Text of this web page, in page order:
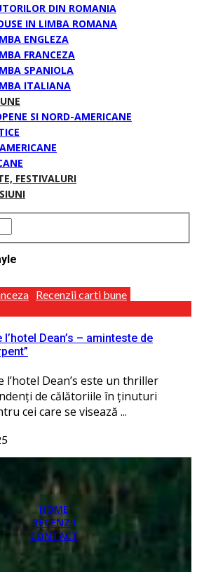
DIN ROMANIA
IN LIMBA ROMANA
ENGLEZA
FRANCEZA
SPANIOLA
ITALIANA
SI NORD-AMERICANE
FESTIVALURI
Recenzii carti bune
Dean’s – aminteste de
l’hotel Dean’s este un thriller
de călătoriile în ţinuturi
cei care se visează ...
HOME
RECENZII
CONTACT